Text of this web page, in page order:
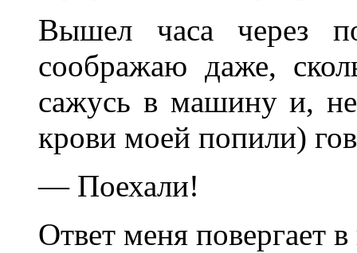
Вышел часа через
соображаю даже,
сажусь в машину и,
крови моей попили)
— Поехали!
Ответ меня повергает